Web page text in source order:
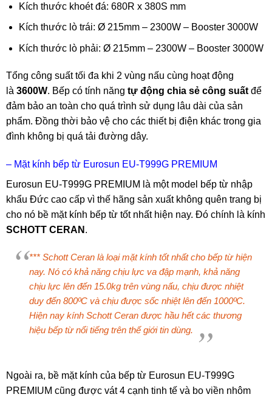
Kích thước khoét đá: 680R x 380S mm
Kích thước lò trái: Ø 215mm – 2300W – Booster 3000W
Kích thước lò phải: Ø 215mm – 2300W – Booster 3000W
Tổng công suất tối đa khi 2 vùng nấu cùng hoạt động
là 3600W. Bếp có tính năng tự động chia sẻ công suấtđể
đảm bảo an toàn cho quá trình sử dụng lâu dài của sản
phẩm. Đồng thời bảo vệ cho các thiết bị điện khác trong gia
đình không bị quá tải đường dây.
– Mặt kính bếp từ Eurosun EU-T999G PREMIUM
Eurosun EU-T999G PREMIUM là một model bếp từ nhập
khẩu Đức cao cấp vì thế hãng sản xuất không quên trang bị
cho nó bề mặt kính bếp từ tốt nhất hiện nay. Đó chính là kính
SCHOTT CERAN .
*** Schott Ceran là loại mặt kính tốt nhất cho bếp từ hiện
nay. Nó có khả năng chịu lực va đập mạnh, khả năng
chịu lực lên đến 15.0kg trên vùng nấu, chịu được nhiệt
duy đến 800ºC và chịu được sốc nhiệt lên đến 1000ºC.
Hiện nay kính Schott Ceran được hầu hết các thương
hiệu bếp từ nổi tiếng trên thế giới tin dùng.
Ngoài ra, bề mặt kính của bếp từ Eurosun EU-T999G
PREMIUM cũng được vát 4 cạnh tinh tế và bo viền nhôm